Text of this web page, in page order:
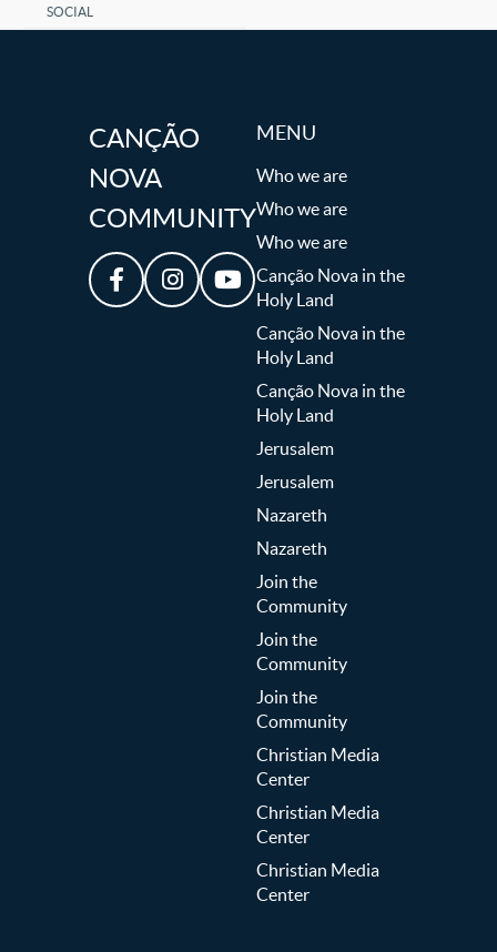
SOCIAL
CANÇÃO
NOVA
COMMUNITY
MENU
Who we are
Who we are
Who we are
Canção Nova in the
Holy Land
Canção Nova in the
Holy Land
Canção Nova in the
Holy Land
Jerusalem
Jerusalem
Nazareth
Nazareth
Join the
Community
Join the
Community
Join the
Community
Christian Media
Center
Christian Media
Center
Christian Media
Center